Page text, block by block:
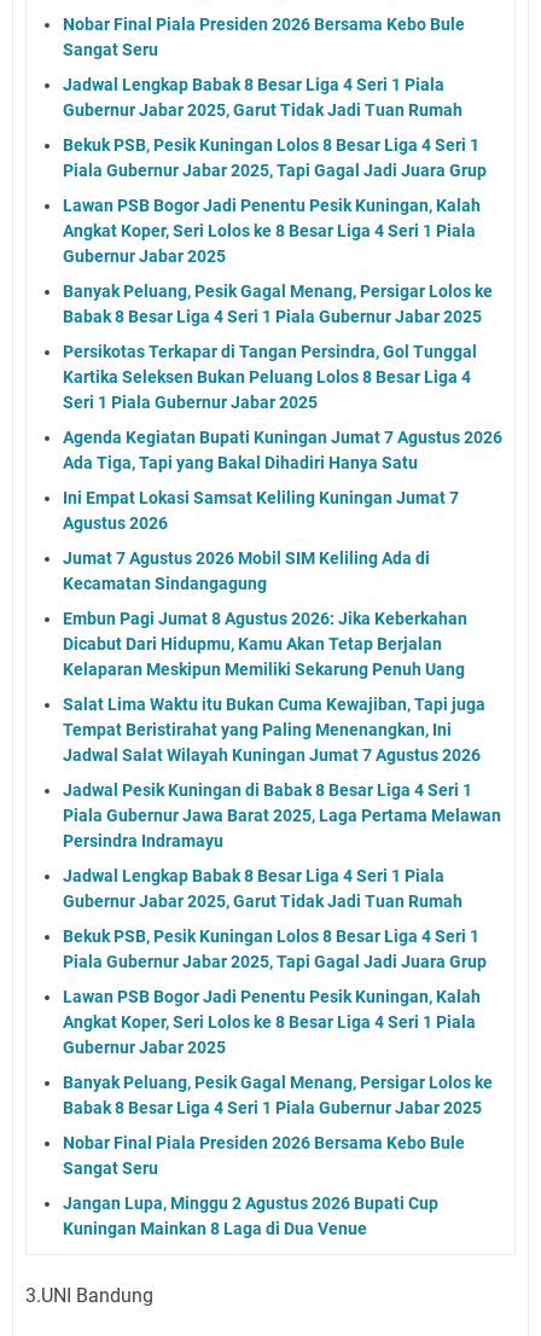
Nobar Final Piala Presiden 2026 Bersama Kebo Bule
Sangat Seru
Jadwal Lengkap Babak 8 Besar Liga 4 Seri 1 Piala
Gubernur Jabar 2025, Garut Tidak Jadi Tuan Rumah
Bekuk PSB, Pesik Kuningan Lolos 8 Besar Liga 4 Seri 1
Piala Gubernur Jabar 2025, Tapi Gagal Jadi Juara Grup
Lawan PSB Bogor Jadi Penentu Pesik Kuningan, Kalah
Angkat Koper, Seri Lolos ke 8 Besar Liga 4 Seri 1 Piala
Gubernur Jabar 2025
Banyak Peluang, Pesik Gagal Menang, Persigar Lolos ke
Babak 8 Besar Liga 4 Seri 1 Piala Gubernur Jabar 2025
Persikotas Terkapar di Tangan Persindra, Gol Tunggal
Kartika Seleksen Bukan Peluang Lolos 8 Besar Liga 4
Seri 1 Piala Gubernur Jabar 2025
Agenda Kegiatan Bupati Kuningan Jumat 7 Agustus 2026
Ada Tiga, Tapi yang Bakal Dihadiri Hanya Satu
Ini Empat Lokasi Samsat Keliling Kuningan Jumat 7
Agustus 2026
Jumat 7 Agustus 2026 Mobil SIM Keliling Ada di
Kecamatan Sindangagung
Embun Pagi Jumat 8 Agustus 2026: Jika Keberkahan
Dicabut Dari Hidupmu, Kamu Akan Tetap Berjalan
Kelaparan Meskipun Memiliki Sekarung Penuh Uang
Salat Lima Waktu itu Bukan Cuma Kewajiban, Tapi juga
Tempat Beristirahat yang Paling Menenangkan, Ini
Jadwal Salat Wilayah Kuningan Jumat 7 Agustus 2026
Jadwal Pesik Kuningan di Babak 8 Besar Liga 4 Seri 1
Piala Gubernur Jawa Barat 2025, Laga Pertama Melawan
Persindra Indramayu
Jadwal Lengkap Babak 8 Besar Liga 4 Seri 1 Piala
Gubernur Jabar 2025, Garut Tidak Jadi Tuan Rumah
Bekuk PSB, Pesik Kuningan Lolos 8 Besar Liga 4 Seri 1
Piala Gubernur Jabar 2025, Tapi Gagal Jadi Juara Grup
Lawan PSB Bogor Jadi Penentu Pesik Kuningan, Kalah
Angkat Koper, Seri Lolos ke 8 Besar Liga 4 Seri 1 Piala
Gubernur Jabar 2025
Banyak Peluang, Pesik Gagal Menang, Persigar Lolos ke
Babak 8 Besar Liga 4 Seri 1 Piala Gubernur Jabar 2025
Nobar Final Piala Presiden 2026 Bersama Kebo Bule
Sangat Seru
Jangan Lupa, Minggu 2 Agustus 2026 Bupati Cup
Kuningan Mainkan 8 Laga di Dua Venue
3.UNI Bandung